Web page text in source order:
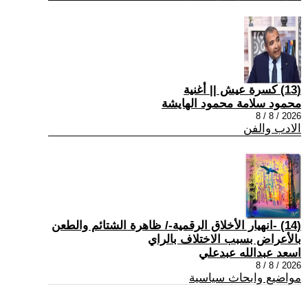
(13) كسرة عيش || أغنية
محمود سلامة محمود الهايشة
2026 / 8 / 8
الادب والفن
(14) -انهيار الأخلاق الرقمية-/ ظاهرة الشتائم والطعن
بالأعراض بسبب الاختلاف بالراي
اسعد عبدالله عبدعلي
2026 / 8 / 8
مواضيع وابحاث سياسية